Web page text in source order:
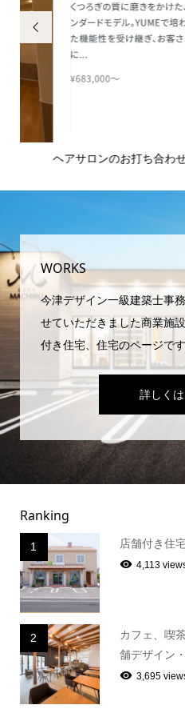

ヘアサロンのお打ち合わせ♪
WORKS
今津デザイン一級建築士事
せていただきました商業施
付き住宅、住宅のページです
詳しく
Ranking
1 店舗付き住
4,113
2
カフェ、喫
舗デザイン
3,695